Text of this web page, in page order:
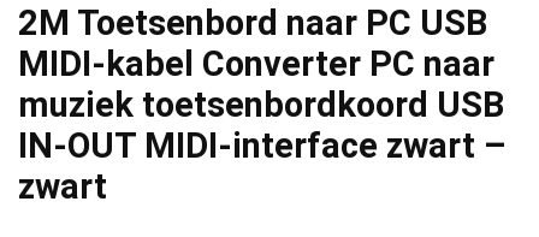
2M Toetsenbord naar PC USB
MIDI-kabel Converter PC naar
muziek toetsenbordkoord USB
IN-OUT MIDI-interface zwart –
zwart